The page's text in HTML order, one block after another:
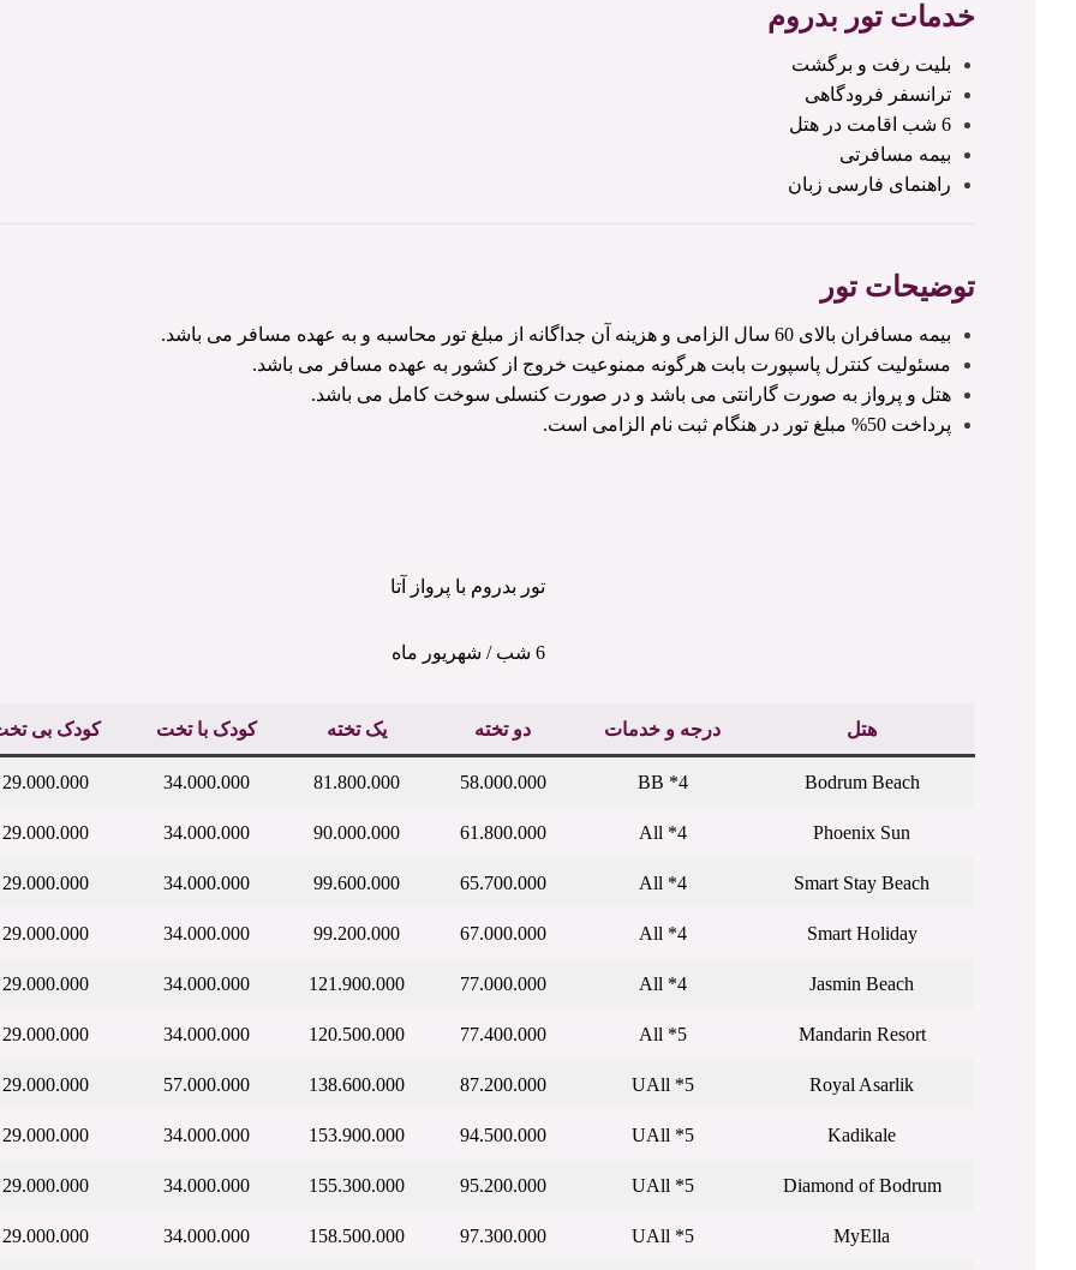
خدمات تور بدروم
بلیت رفت و برگشت
ترانسفر فرودگاهی
6 شب اقامت در هتل
بیمه مسافرتی
راهنمای فارسی زبان
توضیحات تور
بیمه مسافران بالای 60 سال الزامی و هزینه آن جداگانه از مبلغ تور محاسبه و به عهده مسافر می باشد.
مسئولیت کنترل پاسپورت بابت هرگونه ممنوعیت خروج از کشور به عهده مسافر می باشد.
هتل و پرواز به صورت گارانتی می باشد و در صورت کنسلی سوخت کامل می باشد.
پرداخت 50% مبلغ تور در هنگام ثبت نام الزامی است.
تور بدروم با پرواز آتا
6 شب / شهریور ماه
هتل درجه و خدمات دو تخته یک تخته کودک با تخت کودک بی
Bodrum Beach
4* BB
58.000.000
81.800.000
34.000.000
29.000.000
Phoenix Sun
4* All
61.800.000
90.000.000
34.000.000
29.000.000
Smart Stay Beach
4* All
65.700.000
99.600.000
34.000.000
29.000.000
Smart Holiday
4* All
67.000.000
99.200.000
34.000.000
29.000.000
Jasmin Beach
4* All
77.000.000
121.900.000
34.000.000
29.000.000
Mandarin Resort
5* All
77.400.000
120.500.000
34.000.000
29.000.000
Royal Asarlik
5* UAll
87.200.000
138.600.000
57.000.000
29.000.000
Kadikale
5* UAll
94.500.000
153.900.000
34.000.000
29.000.000
Diamond of Bodrum
5* UAll
95.200.000
155.300.000
34.000.000
29.000.000
MyElla
5* UAll
97.300.000
158.500.000
34.000.000
29.000.000